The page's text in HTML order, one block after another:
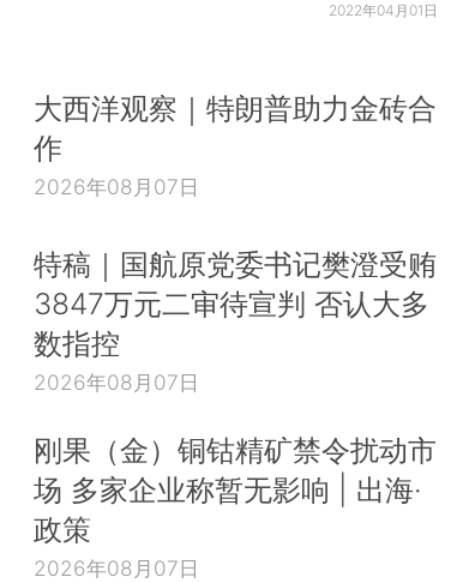
2022年04月01日
大西洋观察｜特朗普助力金砖合
作
2026年08月07日
特稿｜国航原党委书记樊澄受贿
3847万元二审待宣判 否认大多
数指控
2026年08月07日
刚果（金）铜钴精矿禁令扰动市
场 多家企业称暂无影响 | 出海·
政策
2026年08月07日